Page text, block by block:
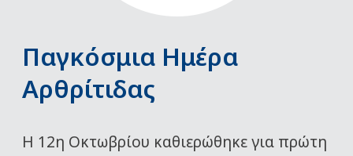
Παγκόσμια Ημέρα
Αρθρίτιδας
Η 12η Οκτωβρίου καθιερώθηκε για πρώτη